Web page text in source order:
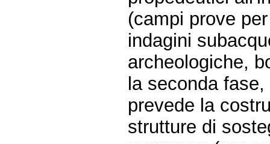
(campi prove
indagini
archeologiche,
la seconda
prevede la
strutture di